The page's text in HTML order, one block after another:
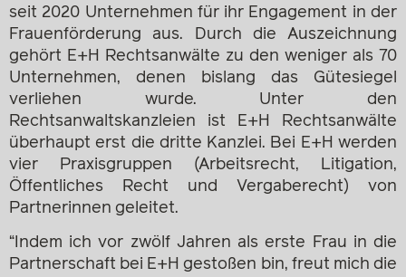
seit 2020 Unternehmen für ihr Engagement in der
Frauenförderung aus. Durch die Auszeichnung
gehört E+H Rechtsanwälte zu den weniger als 70
Unternehmen, denen bislang das Gütesiegel
verliehen wurde. Unter den
Rechtsanwaltskanzleien ist E+H Rechtsanwälte
überhaupt erst die dritte Kanzlei. Bei E+H werden
vier Praxisgruppen (Arbeitsrecht, Litigation,
Öffentliches Recht und Vergaberecht) von
Partnerinnen geleitet.
“Indem ich vor zwölf Jahren als erste Frau in die
Partnerschaft bei E+H gestoßen bin, freut mich die